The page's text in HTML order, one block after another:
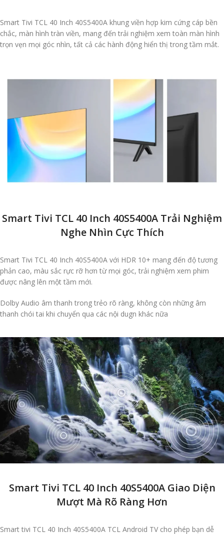
Smart Tivi TCL 40 Inch 40S5400A khung viền hợp kim cứng cáp bền
chắc, màn hình tràn viền, mang đến trải nghiệm xem toàn màn hình
trọn vẹn mọi góc nhìn, tất cả các hành động hiển thị trong tầm mắt.
Smart Tivi TCL 40 Inch 40S5400A Trải Nghiệm
Nghe Nhìn Cực Thích
Smart Tivi TCL 40 Inch 40S5400A với HDR 10+ mang đến độ tương
phản cao, màu sắc rực rỡ hơn từ mọi góc, trải nghiệm xem phim
được nâng lên một tầm mới.
Dolby Audio âm thanh trong trẻo rõ ràng, không còn những âm
thanh chói tai khi chuyển qua các nội dugn khác nữa
Smart Tivi TCL 40 Inch 40S5400A Giao Diện
Mượt Mà Rõ Ràng Hơn
Smart tivi TCL 40 Inch 40S5400A TCL Android TV cho phép bạn dễ